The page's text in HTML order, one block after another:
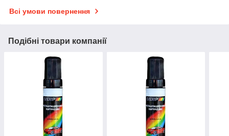
Всі умови повернення
Подібні товари компанії